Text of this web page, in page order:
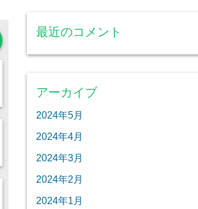
最近のコメント
アーカイブ
2024年5月
2024年4月
2024年3月
2024年2月
2024年1月